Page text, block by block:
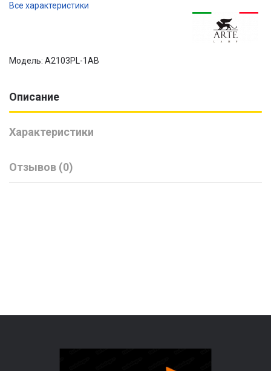
Все характеристики
Модель: A2103PL-1AB
Описание
Характеристики
Отзывов (0)